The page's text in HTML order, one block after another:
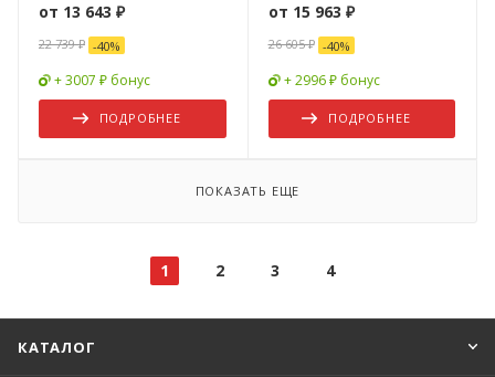
от 13 643 ₽
22 739 ₽ -40%
+ 3007 ₽ бонус
ПОДРОБНЕЕ
от 15 963 ₽
26 605 ₽ -40%
+ 2996 ₽ бонус
ПОДРОБНЕЕ
ПОКАЗАТЬ ЕЩЕ
1 2 3 4
КАТАЛОГ